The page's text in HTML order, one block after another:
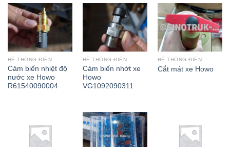
HỆ THỐNG ĐIỆN
Cảm biến nhiệt độ
nước xe Howo
R61540090004
HỆ THỐNG ĐIỆN
Cảm biến nhớt xe
Howo
VG1092090311
HỆ THỐNG ĐIỆN
Cắt mát xe Howo